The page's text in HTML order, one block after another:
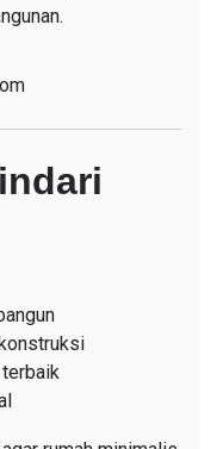
terbaik